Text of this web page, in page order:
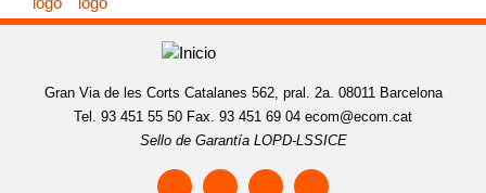
Gran Via de les Corts Catalanes 562, pral. 2a. 08011 Barcelona
Tel. 93 451 55 50 Fax. 93 451 69 04 ecom@ecom.cat
Sello de Garantía LOPD-LSSICE